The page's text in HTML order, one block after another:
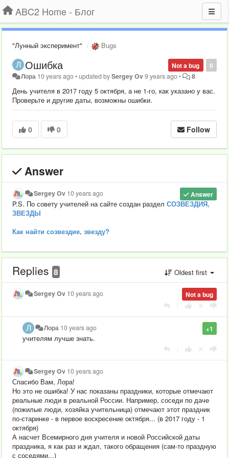
ABC2 Home - Блог
"Лунный эксперимент" Bugs
0
Not a bug
Ошибка
Лора 10 years ago•updated bySergey Ov9 years ago• 8
День учителя в 2017 году 5 октября, а не 1-го, как указано у вас.
Проверьте и другие даты, возможны ошибки.
0 0 Follow
Answer
Answer
Sergey Ov 10 years ago
P.S. По совету учителей на сайте создан раздел СОЗВЕЗДИЯ,
ЗВЕЗДЫ
Как найти созвездие, звезду?
Replies 8 Oldest first
Not a bug
Sergey Ov 10 years ago
+1
Лора 10 years ago
учителям лучше знать.
Sergey Ov 10 years ago
Спасибо Вам, Лора!
Но это не ошибка! У нас показаны праздники, которые отмечают
реальные люди в реальной России. Например, соседи по даче
(пожилые люди, хозяйка учительница) отмечают этот праздник
по-старинке - в первое воскресение октября... (в 2017 году - 1
октября)
А насчет Всемирного дня учителя и новой Российской даты
праздника, я как раз и ждал, такого обращения (сам-то праздную
с соседями...)